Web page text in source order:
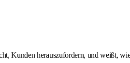
Kunden herauszufordern, und weißt,